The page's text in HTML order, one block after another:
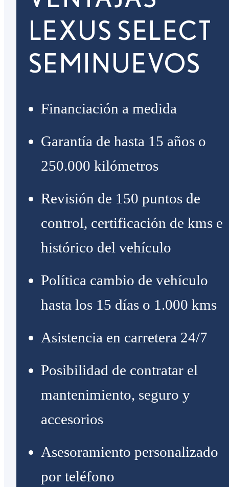
LEXUS SELECT
SEMINUEVOS
Financiación a medida
Garantía de hasta 15 años o
250.000 kilómetros
Revisión de 150 puntos de
control, certificación de kms e
histórico del vehículo
Política cambio de vehículo
hasta los 15 días o 1.000 kms
Asistencia en carretera 24/7
Posibilidad de contratar el
mantenimiento, seguro y
accesorios
Asesoramiento personalizado
por teléfono